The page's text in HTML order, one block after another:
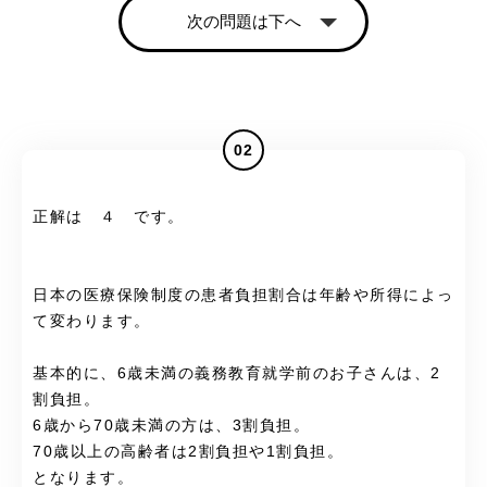
次の問題は下へ
02
正解は ４ です。
日本の医療保険制度の患者負担割合は年齢や所得によっ
て変わります。
基本的に、6歳未満の義務教育就学前のお子さんは、2
割負担。
6歳から70歳未満の方は、3割負担。
70歳以上の高齢者は2割負担や1割負担。
となります。